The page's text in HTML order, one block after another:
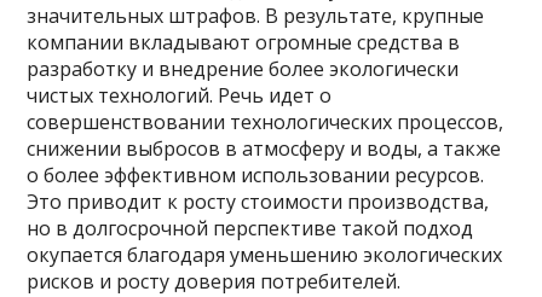
значительных штрафов. В результате, крупные
компании вкладывают огромные средства в
разработку и внедрение более экологически
чистых технологий. Речь идет о
совершенствовании технологических процессов,
снижении выбросов в атмосферу и воды, а также
о более эффективном использовании ресурсов.
Это приводит к росту стоимости производства,
но в долгосрочной перспективе такой подход
окупается благодаря уменьшению экологических
рисков и росту доверия потребителей.